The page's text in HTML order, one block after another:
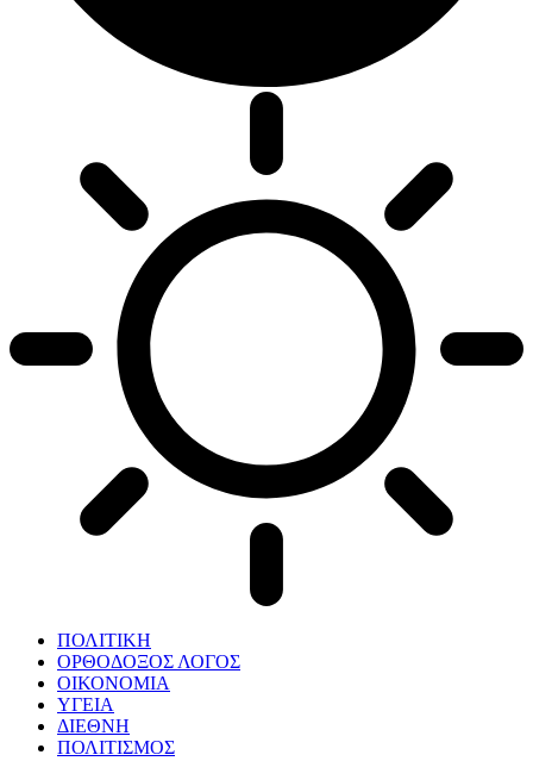
ΠΟΛΙΤΙΚΗ
ΟΡΘΟΔΟΞΟΣ ΛΟΓΟΣ
ΟΙΚΟΝΟΜΙΑ
ΥΓΕΙΑ
ΔΙΕΘΝΗ
ΠΟΛΙΤΙΣΜΟΣ